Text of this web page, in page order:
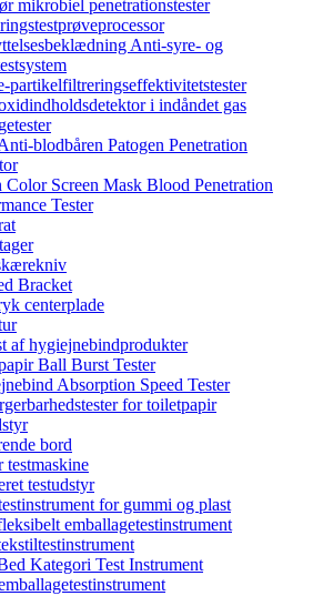
mikrobiel penetrationstester
Anti-syre- og
partikelfiltreringseffektivitetstester
i indåndet gas
blodbåren Patogen Penetration
Color Screen Mask Blood Penetration
Tester
Bracket
centerplade
af hygiejnebindprodukter
Ball Burst Tester
Absorption Speed ​​Tester
for toiletpapir
bord
testudstyr
for gummi og plast
emballagetestinstrument
Kategori Test Instrument